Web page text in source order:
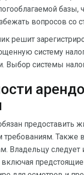
базы,
вопросов со
решит
систему
Выбор системы
предоставить
требованиям. Также
Владельцу
включая